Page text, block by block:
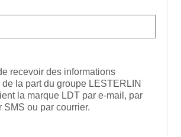
recevoir des informations
la part du groupe LESTERLIN
la marque LDT par e-mail, par
SMS ou par courrier.